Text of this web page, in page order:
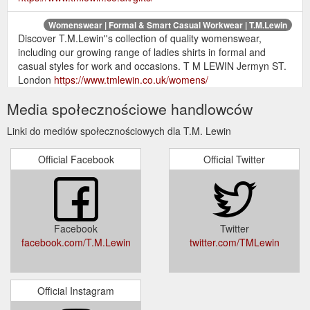
Womenswear | Formal & Smart Casual Workwear | T.M.Lewin
Discover T.M.Lewin''s collection of quality womenswear,
including our growing range of ladies shirts in formal and
casual styles for work and occasions. T M LEWIN Jermyn ST.
London https://www.tmlewin.co.uk/womens/
Customer Services | T.M.Lewin
Answers to frequently asked
questions and delivery, customer service and contact
information for T.M.Lewin. T M LEWIN Jermyn ST. London.
https://www.tmlewin.co.uk/customerservice
Men''s Shirts Sale | This Season''s Offers | T.M.Lewin
T.M.Lewin''s sale section to get up to 50% off on all types of
men''s shirts, from smart-casual to formal and black tie, in all
colours and sizes. T M LEWIN Jermyn ST. London
https://www.tmlewin.co.uk/sale/mens-shirts/
accept all major credit and debit cards including Visa,
MasterCard, American Express and Discover. You can also
pay for your order using PayPal.
Media społecznościowe handlowców
Linki do mediów społecznościowych dla T.M. Lewin
Official Facebook
Facebook
facebook.com/T.M.Lewin
Official Twitter
Twitter
twitter.com/TMLewin
Official Instagram